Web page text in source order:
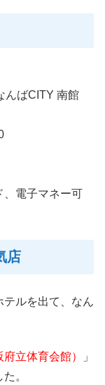
んばCITY 南館
、電子マネー可
店
テルを出て、なん
立体育会館）
」
。